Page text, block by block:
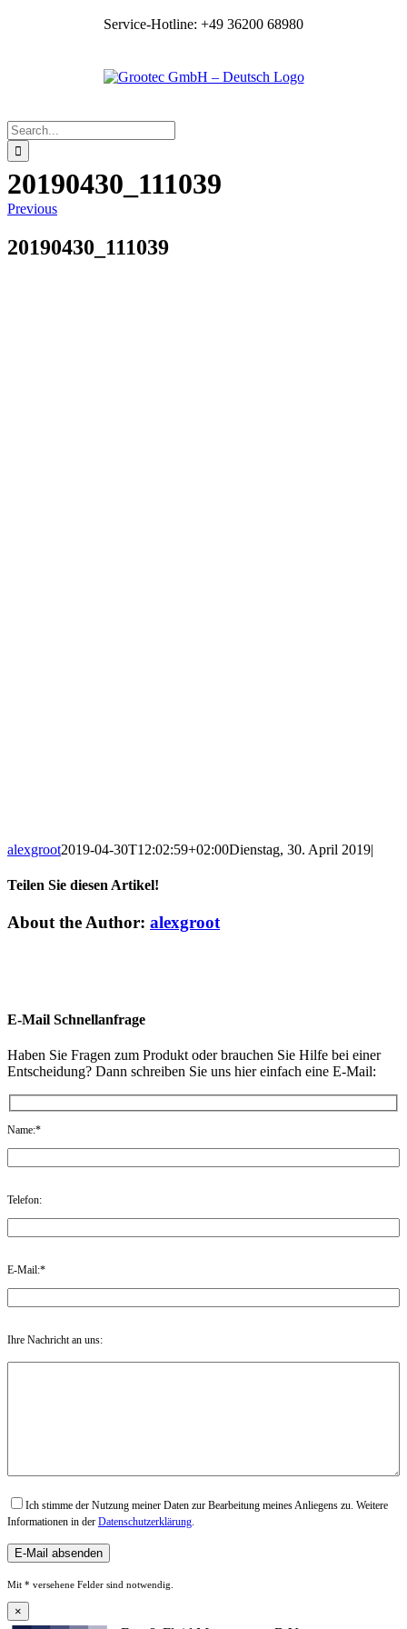
Service-Hotline: +49 36200 68980
Search
for:
20190430_111039
Previous
20190430_111039
alexgroot2019-04-30T12:02:59+02:00Dienstag, 30. April 2019|
Teilen Sie diesen Artikel!
Facebook
Twitter
LinkedIn
Email
About the Author: alexgroot
E-Mail Schnellanfrage
Haben Sie Fragen zum Produkt oder brauchen Sie Hilfe bei einer
Entscheidung? Dann schreiben Sie uns hier einfach eine E-Mail:
Name:*
Telefon:
E-Mail:*
Ihre Nachricht an uns:
Ich stimme der Nutzung meiner Daten zur Bearbeitung meines Anliegens zu. Weitere
Informationen in der Datenschutzerklärung.
Mit * versehene Felder sind notwendig.
×